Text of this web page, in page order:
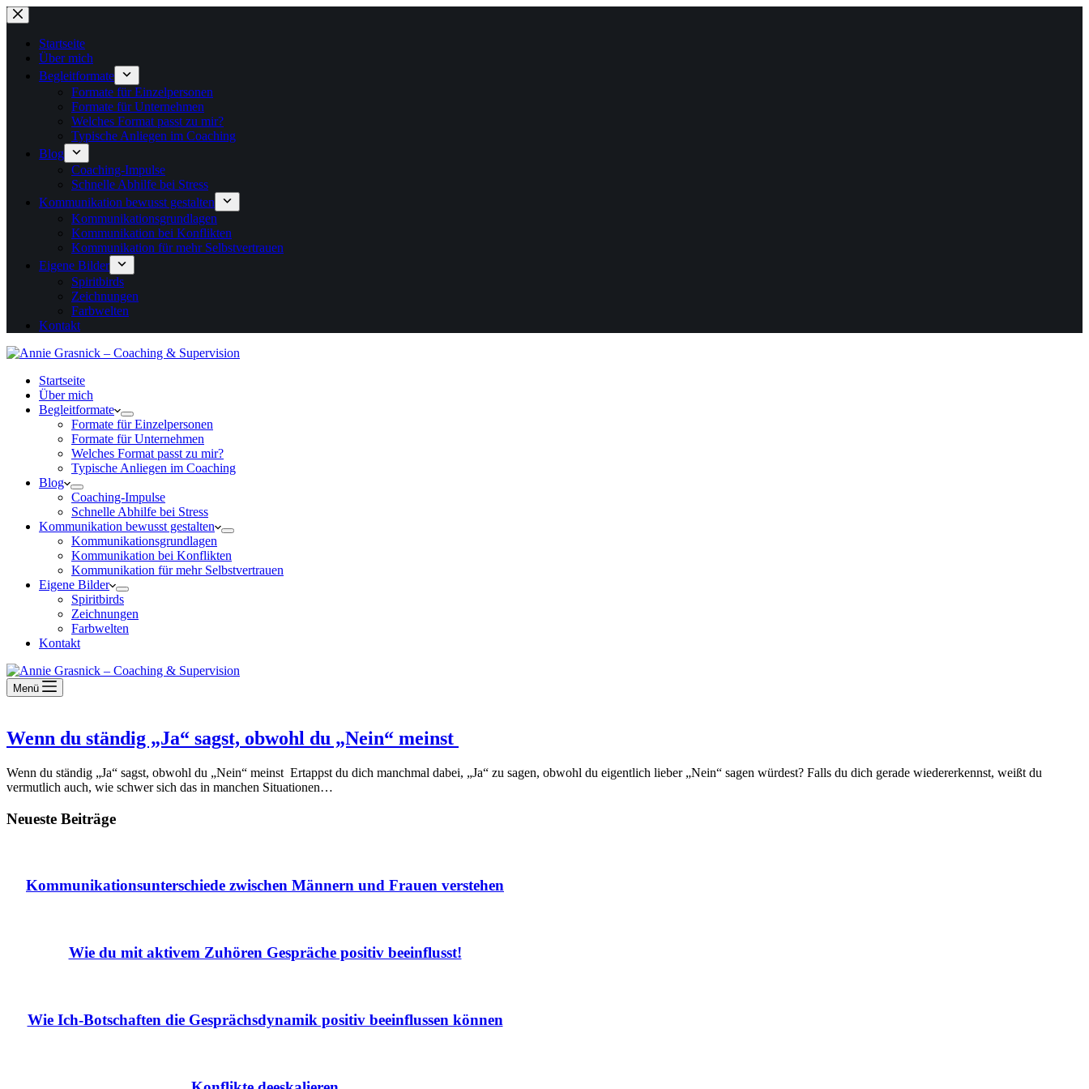
Zum
Inhalt
springenStartseite
Über mich
Begleitformate
Formate für Einzelpersonen
Formate für Unternehmen
Welches Format passt zu mir?
Typische Anliegen im Coaching
Blog
Coaching-Impulse
Schnelle Abhilfe bei Stress
Kommunikation bewusst gestalten
Kommunikationsgrundlagen
Kommunikation bei Konflikten
Kommunikation für mehr Selbstvertrauen
Eigene Bilder
Spiritbirds
Zeichnungen
Farbwelten
Kontakt
Startseite
Über mich
Begleitformate
Formate für Einzelpersonen
Formate für Unternehmen
Welches Format passt zu mir?
Typische Anliegen im Coaching
Blog
Coaching-Impulse
Schnelle Abhilfe bei Stress
Kommunikation bewusst gestalten
Kommunikationsgrundlagen
Kommunikation bei Konflikten
Kommunikation für mehr Selbstvertrauen
Eigene Bilder
Spiritbirds
Zeichnungen
Farbwelten
Kontakt
Menü
Wenn du ständig „Ja“ sagst, obwohl du „Nein“ meinst
Wenn du ständig „Ja“ sagst, obwohl du „Nein“ meinst Ertappst du dich manchmal dabei, „Ja“ zu sagen, obwohl du eigentlich lieber „Nein“ sagen würdest? Falls du dich gerade wiedererkennst, weißt du
vermutlich auch, wie schwer sich das in manchen Situationen…
Neueste Beiträge
Kommunikationsunterschiede zwischen Männern und Frauen verstehen
Wie du mit aktivem Zuhören Gespräche positiv beeinflusst!
Wie Ich-Botschaften die Gesprächsdynamik positiv beeinflussen können